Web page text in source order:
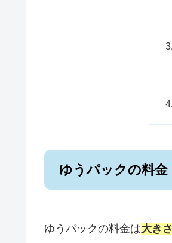
ゆうパックの料金
ゆうパックの料金は大きさ